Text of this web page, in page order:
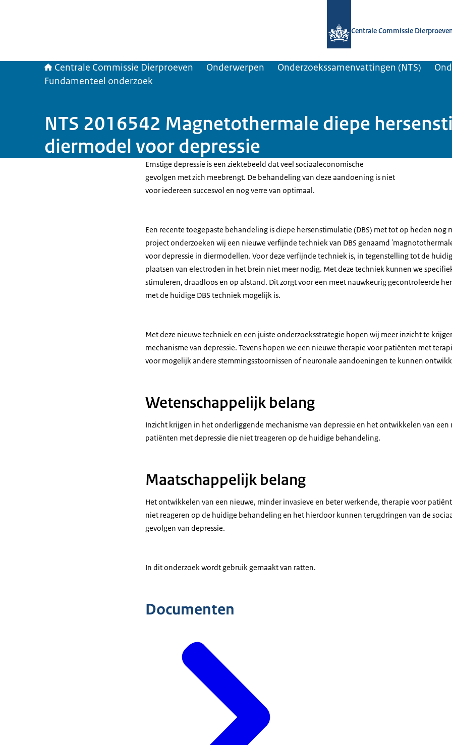
Centrale Commissie
Centrale Commissie Dierproeven Onderwerpen Onderzoekssamenvattingen (NTS)
Fundamenteel onderzoek
NTS 2016542 Magnetothermale diepe
diermodel voor depressie
Ernstige depressie is een ziektebeeld dat veel sociaaleconomische
gevolgen met zich meebrengt. De behandeling van deze aandoening is niet
voor iedereen succesvol en nog verre van optimaal.
Een recente toegepaste behandeling is diepe hersenstimulatie (DBS) met tot op heden nog
project onderzoeken wij een nieuwe verfijnde techniek van DBS genaamd
voor depressie in diermodellen. Voor deze verfijnde techniek is, in tegenstelling tot de
plaatsen van electroden in het brein niet meer nodig. Met deze techniek kunnen we
stimuleren, draadloos en op afstand. Dit zorgt voor een meet nauwkeurig gecontroleerde
met de huidige DBS techniek mogelijk is.
Met deze nieuwe techniek en een juiste onderzoeksstrategie hopen wij meer inzicht te
mechanisme van depressie. Tevens hopen we een nieuwe therapie voor patiënten met
voor mogelijk andere stemmingsstoornissen of neuronale aandoeningen te kunnen
Wetenschappelijk belang
Inzicht krijgen in het onderliggende mechanisme van depressie en het ontwikkelen van
patiënten met depressie die niet treageren op de huidige behandeling.
Maatschappelijk belang
Het ontwikkelen van een nieuwe, minder invasieve en beter werkende, therapie voor
niet reageren op de huidige behandeling en het hierdoor kunnen terugdringen van de
gevolgen van depressie.
In dit onderzoek wordt gebruik gemaakt van ratten.
Documenten